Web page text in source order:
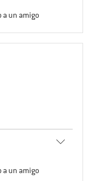
a un amigo
a un amigo